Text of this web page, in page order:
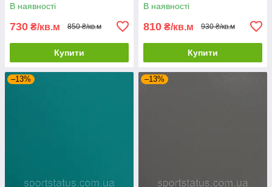
В наявності
730 ₴/кв.м 850 ₴/кв.м
Купити
В наявності
810 ₴/кв.м 930 ₴/кв.м
Купити
–13% –13%